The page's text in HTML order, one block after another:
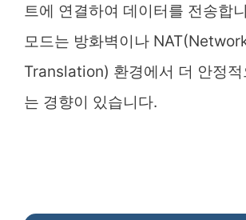
트에 연결하여 데이터를 전송합
모드는 방화벽이나
Translation) 환경에서 더 안정
는 경향이 있습니다.